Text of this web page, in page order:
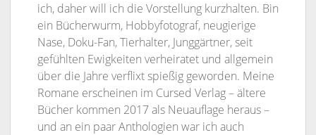
ich, daher will ich die Vorstellung kurzhalten. Bin
ein Bücherwurm, Hobbyfotograf, neugierige
Nase, Doku-Fan, Tierhalter, Junggärtner, seit
gefühlten Ewigkeiten verheiratet und allgemein
über die Jahre verflixt spießig geworden. Meine
Romane erscheinen im Cursed Verlag – ältere
Bücher kommen 2017 als Neuauflage heraus –
und an ein paar Anthologien war ich auch